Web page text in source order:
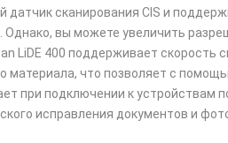
датчик сканирования CIS и
Однако, вы можете увеличить
LiDE 400 поддерживает скорость
материала, что позволяет с
при подключении к устройствам
исправления документов и